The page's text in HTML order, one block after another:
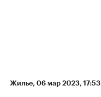
Жилье⁠, 06 мар 2023, 17:53